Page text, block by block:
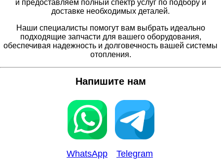
и предоставляем полный спектр услуг по подбору и
доставке необходимых деталей.
Наши специалисты помогут вам выбрать идеально
подходящие запчасти для вашего оборудования,
обеспечивая надежность и долговечность вашей системы
отопления.
Напишите нам
WhatsApp Telegram